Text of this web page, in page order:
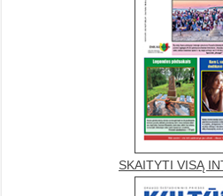
SKAITYTI VISĄ